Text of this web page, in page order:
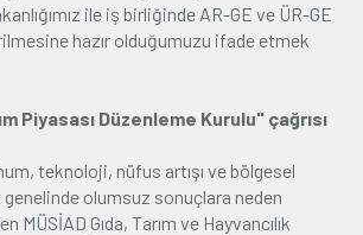
ile iş birliğinde AR-GE ve ÜR-GE
hazır olduğumuzu ifade etmek
Piyasası Düzenleme Kurulu" çağrısı
teknoloji, nüfus artışı ve bölgesel
genelinde olumsuz sonuçlara neden
MÜSİAD Gıda, Tarım ve Hayvancılık